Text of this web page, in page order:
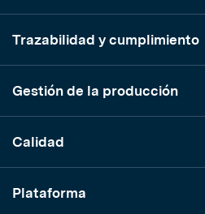
Trazabilidad y cumplimiento
Gestión de la producción
Calidad
Plataforma